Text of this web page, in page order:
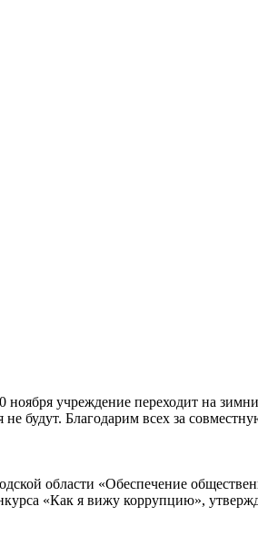
учреждение переходит на
будут. Благодарим всех за
области «Обеспечение
«Как я вижу коррупцию»,